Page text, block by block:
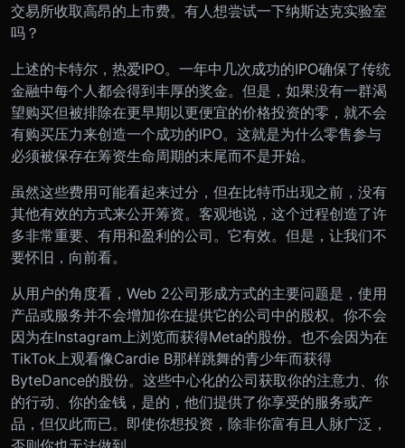
交易所收取高昂的上市费。有人想尝试一下纳斯达克实验室
吗？
上述的卡特尔，热爱IPO。一年中几次成功的IPO确保了传统
金融中每个人都会得到丰厚的奖金。但是，如果没有一群渴
望购买但被排除在更早期以更便宜的价格投资的零，就不会
有购买压力来创造一个成功的IPO。这就是为什么零售参与
必须被保存在筹资生命周期的末尾而不是开始。
虽然这些费用可能看起来过分，但在比特币出现之前，没有
其他有效的方式来公开筹资。客观地说，这个过程创造了许
多非常重要、有用和盈利的公司。它有效。但是，让我们不
要怀旧，向前看。
从用户的角度看，Web 2公司形成方式的主要问题是，使用
产品或服务并不会增加你在提供它的公司中的股权。你不会
因为在Instagram上浏览而获得Meta的股份。也不会因为在
TikTok上观看像Cardie B那样跳舞的青少年而获得
ByteDance的股份。这些中心化的公司获取你的注意力、你
的行动、你的金钱，是的，他们提供了你享受的服务或产
品，但仅此而已。即使你想投资，除非你富有且人脉广泛，